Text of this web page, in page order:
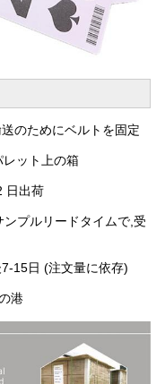
のためにベルトを固定
ット上の箱
日出荷
プルリードタイムで,受
15日 (注文量に依存)
港